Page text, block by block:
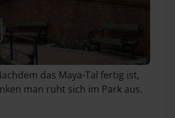
das Maya-Tal fertig ist,
man ruht sich im Park aus.